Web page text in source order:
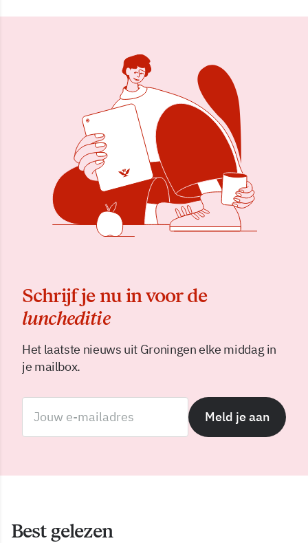
Schrijf je nu in voor de
luncheditie
Het laatste nieuws uit Groningen elke middag in
je mailbox.
Meld je aan
Best gelezen